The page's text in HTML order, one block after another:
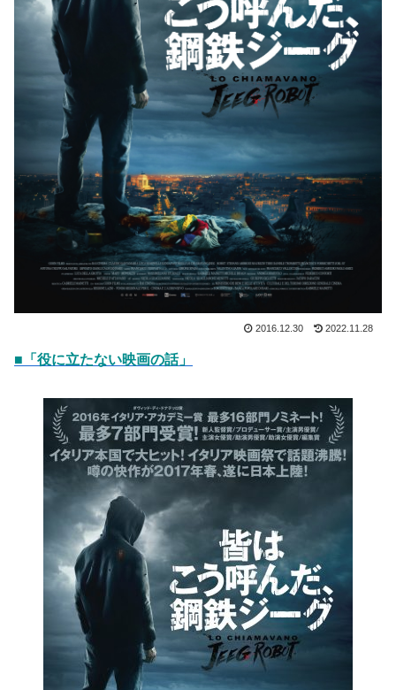
2016.12.30 2022.11.28
■「役に立たない映画の話」